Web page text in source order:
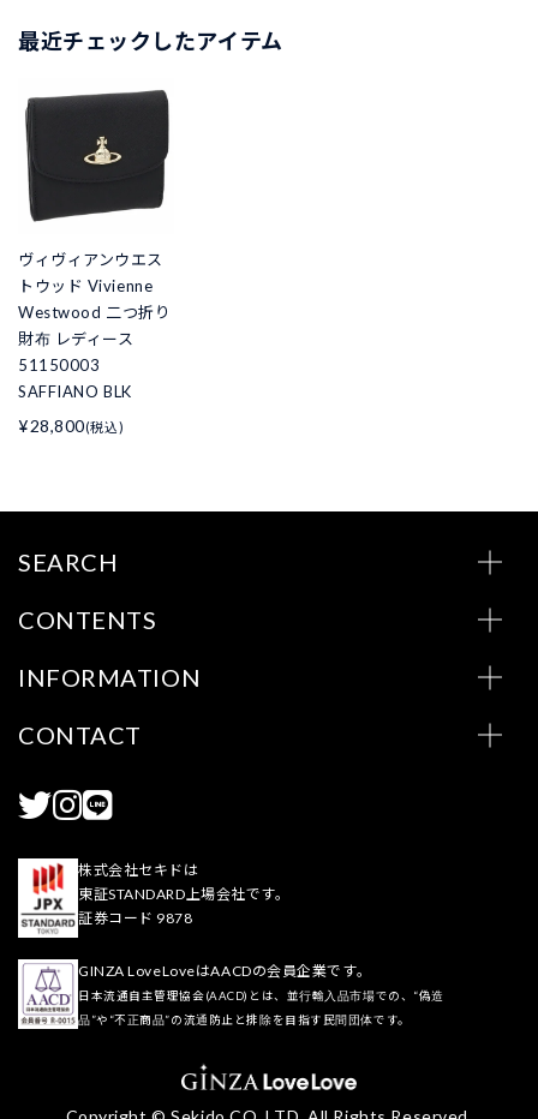
最近チェックしたアイテム
ヴィヴィアンウエス
トウッド Vivienne
Westwood 二つ折り
財布 レディース
51150003
SAFFIANO BLK
¥28,800(税込)
SEARCH
CONTENTS
INFORMATION
CONTACT
株式会社セキドは
東証STANDARD上場会社です。
証券コード 9878
GINZA LoveLoveはAACDの会員企業です。
日本流通自主管理協会(AACD)とは、並行輸入品市場での、“偽造
品”や“不正商品”の流通防止と排除を目指す民間団体です。